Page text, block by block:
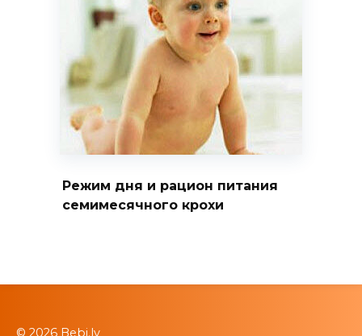
Режим дня и рацион питания
семимесячного крохи
© 2026 Bebi.lv